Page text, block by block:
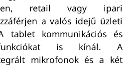
retail vagy ipari
a valós idejű üzleti
tablet kommunikációs és
funkciókat is kínál. A
mikrofonok és a két